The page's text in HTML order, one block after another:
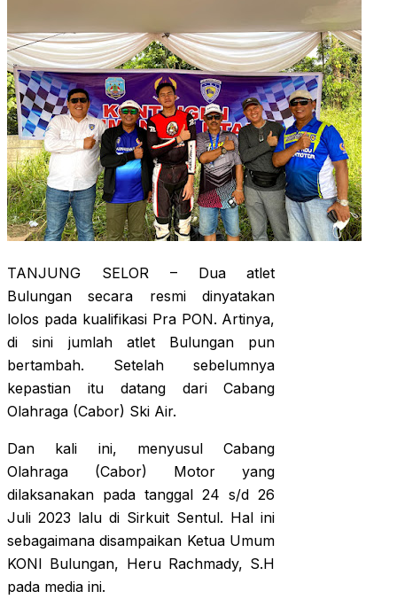
TANJUNG SELOR – Dua atlet
Bulungan secara resmi dinyatakan
lolos pada kualifikasi Pra PON. Artinya,
di sini jumlah atlet Bulungan pun
bertambah. Setelah sebelumnya
kepastian itu datang dari Cabang
Olahraga (Cabor) Ski Air.
Dan kali ini, menyusul Cabang
Olahraga (Cabor) Motor yang
dilaksanakan pada tanggal 24 s/d 26
Juli 2023 lalu di Sirkuit Sentul. Hal ini
sebagaimana disampaikan Ketua Umum
KONI Bulungan, Heru Rachmady, S.H
pada media ini.